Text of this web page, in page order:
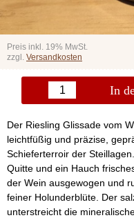
Preis inkl. 19% MwSt.
zzgl. Versandkosten
In
Der Riesling Glissade vom
leichtfüßig und präzise,
Schieferterroir der
Quitte und ein Hauch
der Wein ausgewogen und
feiner Holunderblüte. Der
unterstreicht die